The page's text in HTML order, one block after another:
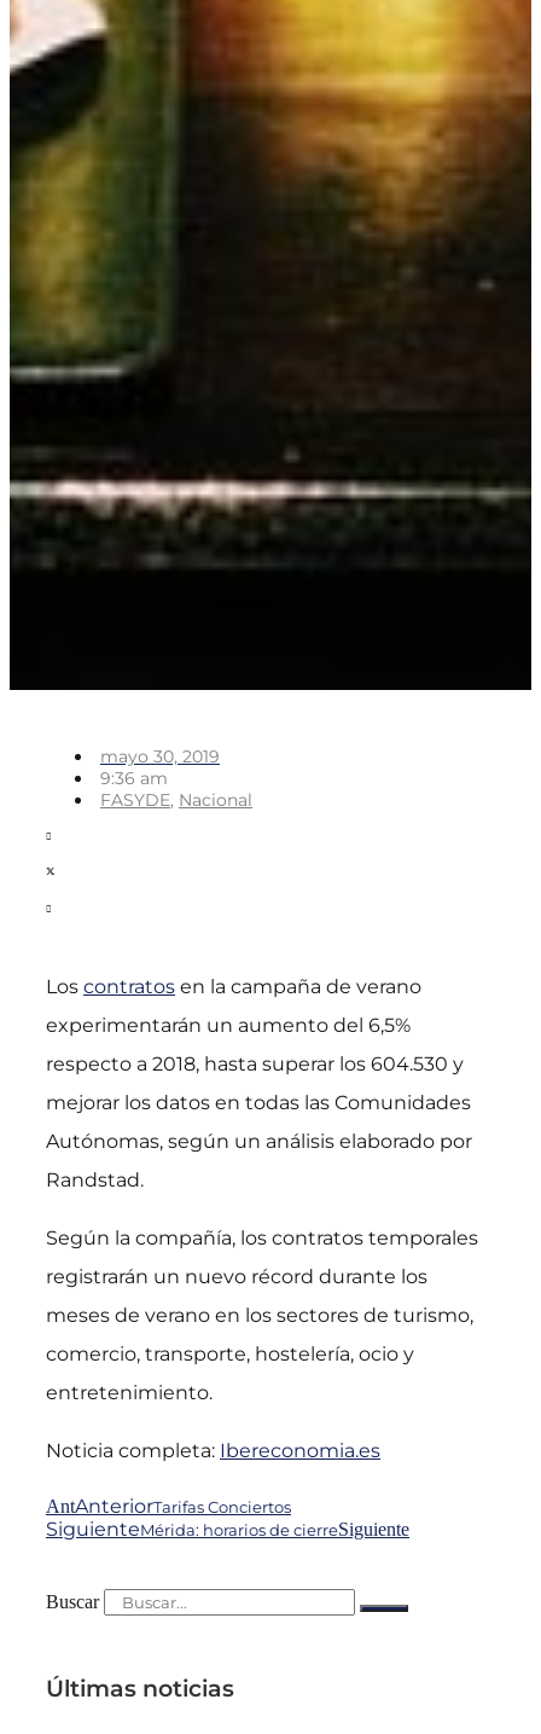
mayo 30, 2019
9:36 am
FASYDE, Nacional
Los contratos en la campaña de verano
experimentarán un aumento del 6,5%
respecto a 2018, hasta superar los 604.530 y
mejorar los datos en todas las Comunidades
Autónomas, según un análisis elaborado por
Randstad.
Según la compañía, los contratos temporales
registrarán un nuevo récord durante los
meses de verano en los sectores de turismo,
comercio, transporte, hostelería, ocio y
entretenimiento.
Noticia completa: Ibereconomia.es
AntAnteriorTarifas Conciertos
SiguienteMérida: horarios de cierreSiguiente
Buscar
Últimas noticias